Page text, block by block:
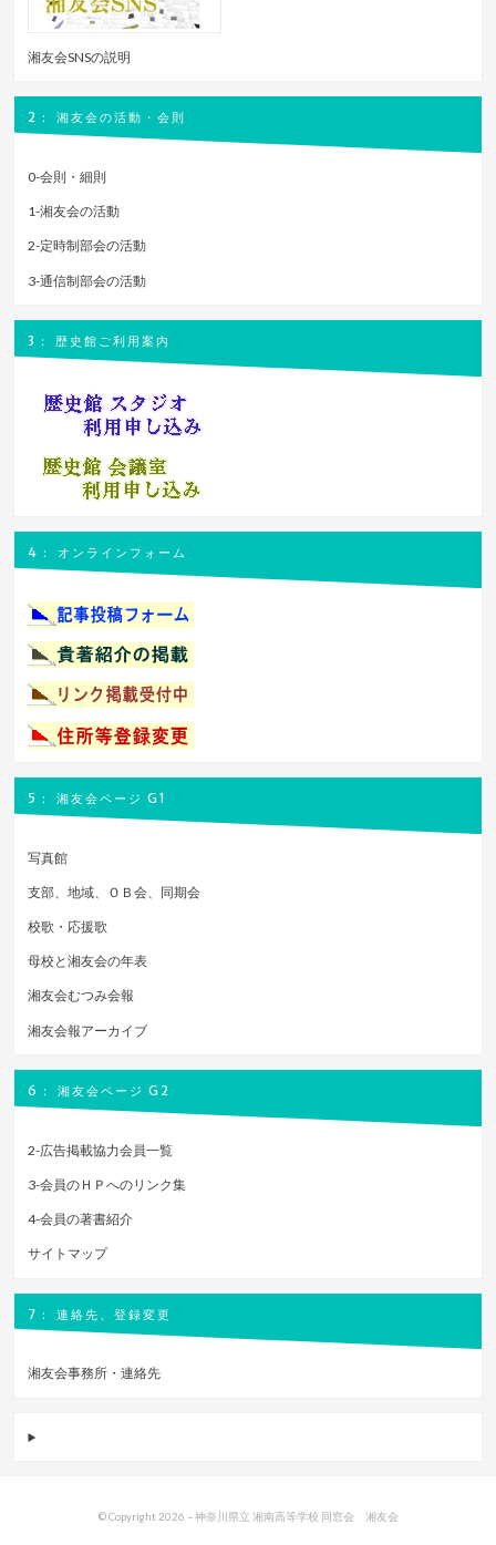
湘友会SNSの説明
2： 湘友会の活動・会則
0-会則・細則
1-湘友会の活動
2-定時制部会の活動
3-通信制部会の活動
3： 歴史館ご利用案内
4： オンラインフォーム
5： 湘友会ページ G1
写真館
支部、地域、ＯＢ会、同期会
校歌・応援歌
母校と湘友会の年表
湘友会むつみ会報
湘友会報アーカイブ
6： 湘友会ページ G2
2-広告掲載協力会員一覧
3-会員のＨＰへのリンク集
4-会員の著書紹介
サイトマップ
7： 連絡先、登録変更
湘友会事務所・連絡先
© Copyright 2026 –神奈川県立 湘南高等学校 同窓会 湘友会